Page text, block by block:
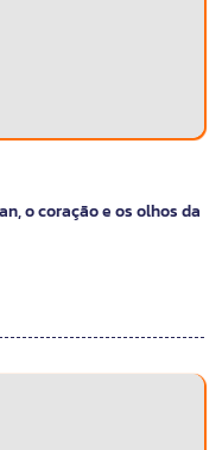
o coração e os olhos da